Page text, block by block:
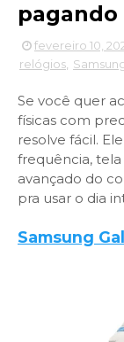
fevereiro 10,
relógios
Se você quer
físicas com
resolve fácil.
frequência,
avançado do
pra usar o dia
Samsung